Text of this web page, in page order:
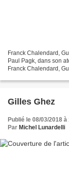
Franck Chalendard,
Paul Pagk, dans son
Franck Chalendard,
Gilles Ghez
Publié le 08/03/2018 à
Par Michel Lunardelli